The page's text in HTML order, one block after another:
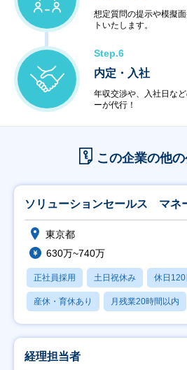
想定質問の提示や模擬
トいたします。
Step.6
内定・入社
年収交渉や、入社日な
ーが代行！
この企業の他
ソリューションセールス マネ
東京都
630万~740万
正社員採用 土日祝休み 休日120
産休・育休あり 月残業20時間以内
経理担当者